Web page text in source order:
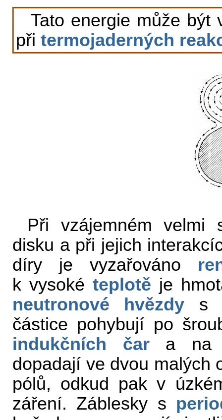
Tato energie může být
při termojaderných
Při vzájemném velmi
disku a při jejich
díry je vyzařováno
k vysoké teplotě je
neutronové hvězdy s
částice pohybují po
indukčních čara na
dopadají ve dvou malých
pólů, odkud pak v
záření. Záblesky s